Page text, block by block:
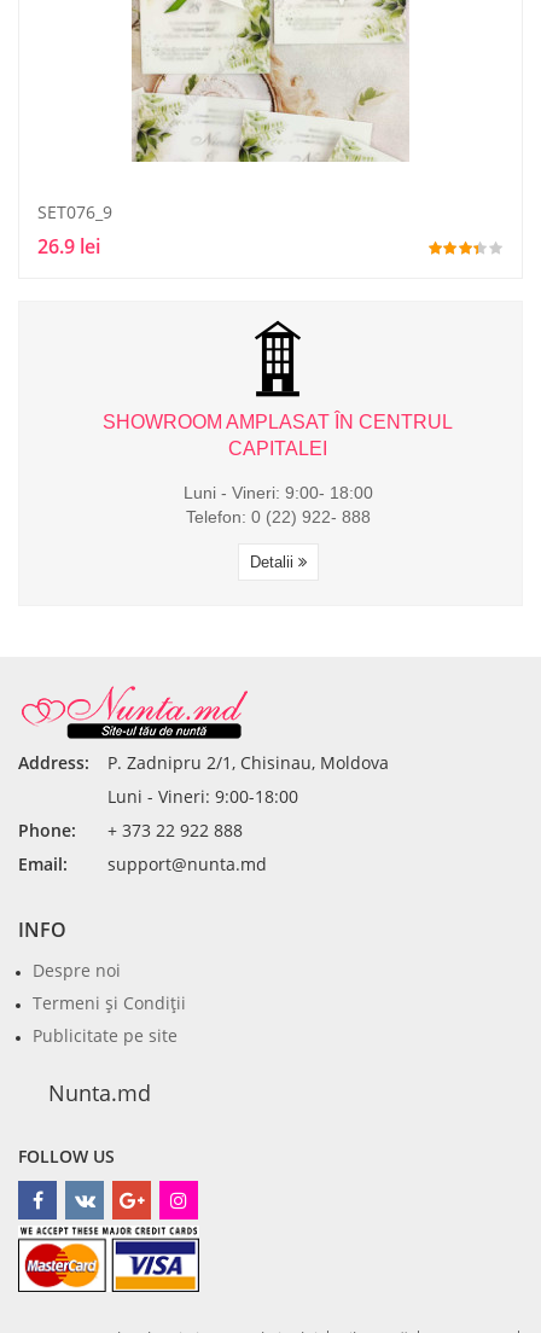
SET076_9
26.9 lei
SHOWROOM AMPLASAT ÎN CENTRUL
CAPITALEI
Luni - Vineri: 9:00- 18:00
Telefon: 0 (22) 922- 888
Detalii
Address:
P. Zadnipru 2/1, Chisinau, Moldova
Luni - Vineri: 9:00-18:00
Phone:
+ 373 22 922 888
Email:
support@nunta.md
INFO
Despre noi
Termeni şi Condiţii
Publicitate pe site
Nunta.md
FOLLOW US